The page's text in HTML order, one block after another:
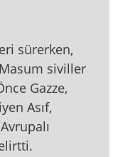
sürerken,
Masum siviller
Gazze,
Asıf,